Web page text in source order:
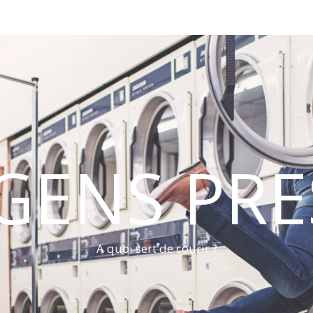
A quoi sert de courir ?